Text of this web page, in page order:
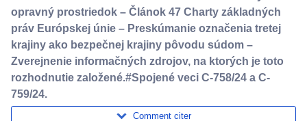
opravný prostriedok – Článok 47 Charty základných
práv Európskej únie – Preskúmanie označenia tretej
krajiny ako bezpečnej krajiny pôvodu súdom –
Zverejnenie informačných zdrojov, na ktorých je toto
rozhodnutie založené.#Spojené veci C-758/24 a C-
759/24.
Comment citer